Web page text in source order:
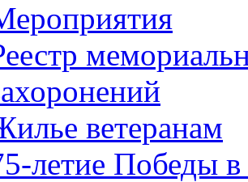
ветеранам
летие Победы